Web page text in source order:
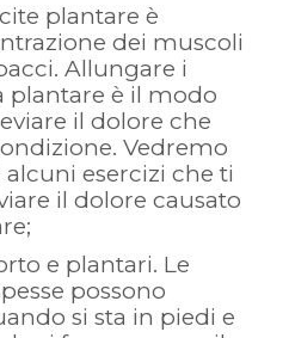
plantare è
dei muscoli
Allungare i
plantare è il modo
il dolore che
Vedremo
esercizi che ti
il dolore causato
e plantari. Le
possono
si sta in piedi e